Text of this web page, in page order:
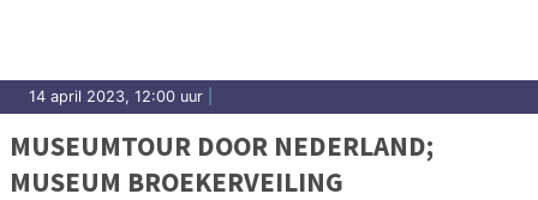
14 april 2023, 12:00 uur
MUSEUMTOUR DOOR NEDERLAND;
MUSEUM BROEKERVEILING